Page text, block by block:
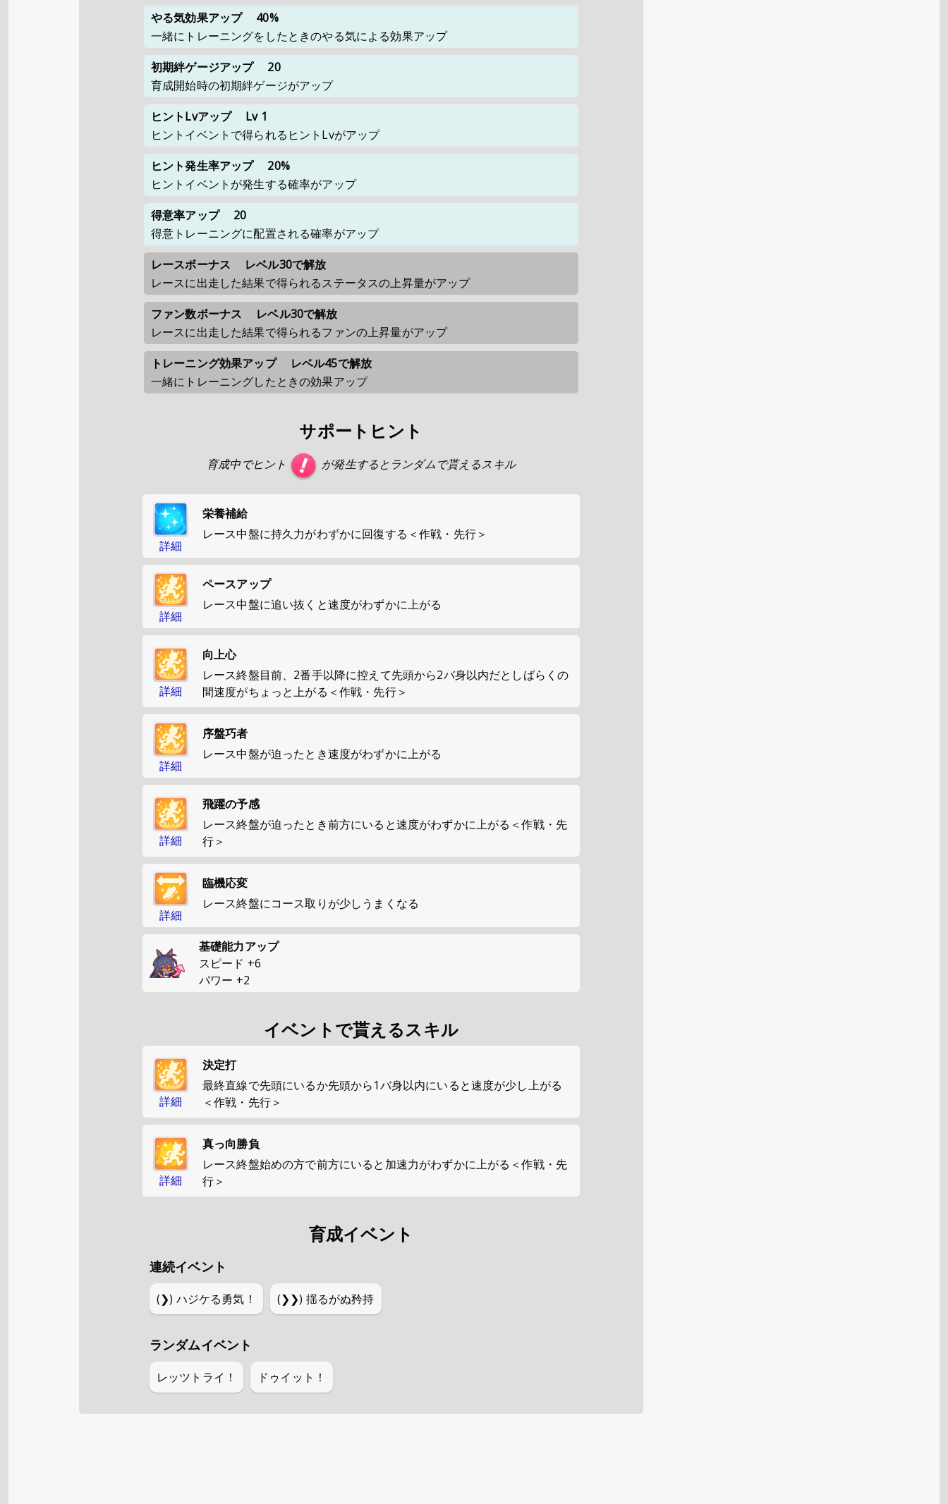
やる気効果アップ
40%
一緒にトレーニングをしたときのやる気による効果アップ
初期絆ゲージアップ
20
育成開始時の初期絆ゲージがアップ
ヒントLvアップ
Lv 1
ヒントイベントで得られるヒントLvがアップ
ヒント発生率アップ
20%
ヒントイベントが発生する確率がアップ
得意率アップ
20
得意トレーニングに配置される確率がアップ
レースボーナス
レベル30で解放
レースに出走した結果で得られるステータスの上昇量がアップ
ファン数ボーナス
レベル30で解放
レースに出走した結果で得られるファンの上昇量がアップ
トレーニング効果アップ
レベル45で解放
一緒にトレーニングしたときの効果アップ
サポートヒント
育成中でヒント が発生するとランダムで貰えるスキル
詳細
栄養補給
レース中盤に持久力がわずかに回復する＜作戦・先行＞
詳細
ペースアップ
レース中盤に追い抜くと速度がわずかに上がる
詳細
向上心
レース終盤目前、2番手以降に控えて先頭から2バ身以内だとしばらくの
間速度がちょっと上がる＜作戦・先行＞
詳細
序盤巧者
レース中盤が迫ったとき速度がわずかに上がる
詳細
飛躍の予感
レース終盤が迫ったとき前方にいると速度がわずかに上がる＜作戦・先
行＞
詳細
臨機応変
レース終盤にコース取りが少しうまくなる
基礎能力アップ
スピード +6
パワー +2
イベントで貰えるスキル
詳細
決定打
最終直線で先頭にいるか先頭から1バ身以内にいると速度が少し上がる
＜作戦・先行＞
詳細
真っ向勝負
レース終盤始めの方で前方にいると加速力がわずかに上がる＜作戦・先
行＞
育成イベント
連続イベント
(❯) ハジケる勇気！ (❯❯) 揺るがぬ矜持
ランダムイベント
レッツトライ！ ドゥイット！